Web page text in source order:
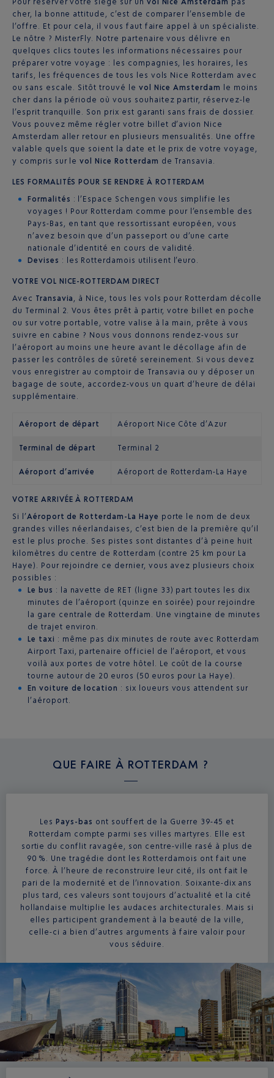
cher, la bonne attitude, c’est de comparer l’ensemble de
l’offre. Et pour cela, il vous faut faire appel à un spécialiste.
Le nôtre ? MisterFly. Notre partenaire vous délivre en
quelques clics toutes les informations nécessaires pour
préparer votre voyage : les compagnies, les horaires, les
tarifs, les fréquences de tous les vols Nice Rotterdam avec
ou sans escale. Sitôt trouvé le vol Nice Amsterdam
le moins
cher dans la période où vous souhaitez partir, réservez-le
l’esprit tranquille. Son prix est garanti sans frais de dossier.
Vous pouvez même régler votre billet d’avion Nice
Amsterdam aller retour en plusieurs mensualités. Une offre
valable quels que soient la date et le prix de votre voyage,
y compris sur levol Nice Rotterdam de Transavia.
LES FORMALITÉS POUR SE RENDRE À ROTTERDAM
Formalités : l’Espace Schengen vous simplifie les
voyages ! Pour Rotterdam comme pour l’ensemble des
Pays-Bas, en tant que ressortissant européen, vous
n’avez besoin que d’un passeport ou d’une carte
nationale d’identité en cours de validité.
Devises : les Rotterdamois utilisent l’euro.
VOTRE VOL NICE-ROTTERDAM DIRECT
Avec Transavia , à Nice, tous les vols pour Rotterdam décolle
du Terminal 2. Vous êtes prêt à partir, votre billet en poche
ou sur votre portable, votre valise à la main, prête à vous
suivre en cabine ? Nous vous donnons rendez-vous sur
l’aéroport au moins une heure avant le décollage afin de
passer les contrôles de sûreté sereinement. Si vous devez
vous enregistrer au comptoir de Transavia ou y déposer un
bagage de soute, accordez-vous un quart d’heure de délai
supplémentaire.
Aéroport de départ Aéroport Nice Côte d’Azur
Terminal de départ Terminal 2
Aéroport d’arrivée Aéroport de Rotterdam-La Haye
VOTRE ARRIVÉE À ROTTERDAM
Si l’Aéroport de Rotterdam-La Haye porte le nom de deux
grandes villes néerlandaises, c’est bien de la première qu’il
est le plus proche. Ses pistes sont distantes d’à peine huit
kilomètres du centre de Rotterdam (contre 25 km pour La
Haye). Pour rejoindre ce dernier, vous avez plusieurs choix
possibles :
Le bus : la navette de RET (ligne 33) part toutes les dix
minutes de l’aéroport (quinze en soirée) pour rejoindre
la gare centrale de Rotterdam. Une vingtaine de minutes
de trajet environ.
Le taxi : même pas dix minutes de route avec Rotterdam
Airport Taxi, partenaire officiel de l’aéroport, et vous
voilà aux portes de votre hôtel. Le coût de la course
tourne autour de 20 euros (50 euros pour La Haye).
En voiture de location : six loueurs vous attendent sur
l’aéroport.
QUE FAIRE À ROTTERDAM ?
LesPays-bas ont souffert de la Guerre 39-45 et
Rotterdam compte parmi ses villes martyres. Elle est
sortie du conflit ravagée, son centre-ville rasé à plus de
90 %. Une tragédie dont les Rotterdamois ont fait une
force. À l’heure de reconstruire leur cité, ils ont fait le
pari de la modernité et de l’innovation. Soixante-dix ans
plus tard, ces valeurs sont toujours d’actualité et la cité
hollandaise multiplie les audaces architecturales. Mais si
elles participent grandement à la beauté de la ville,
celle-ci a bien d’autres arguments à faire valoir pour
vous séduire.